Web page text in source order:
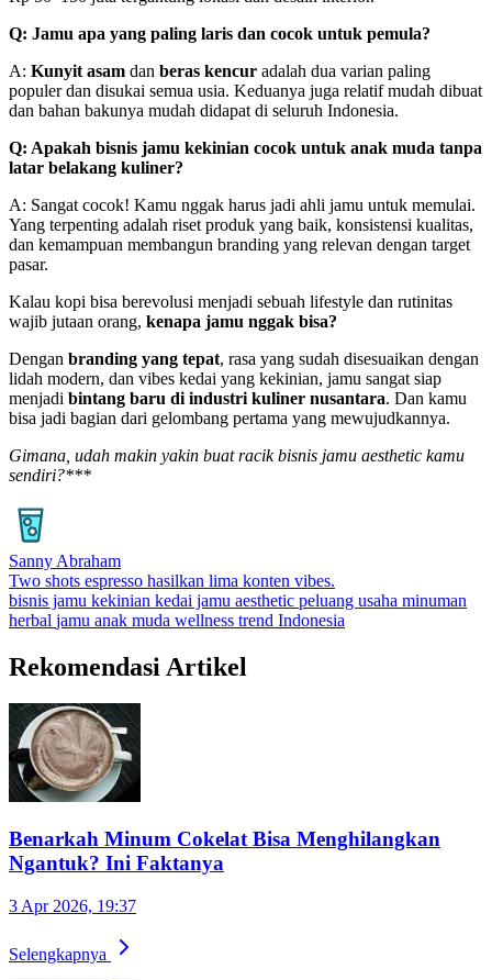
Q: Jamu apa yang paling laris dan cocok untuk pemula?
A: Kunyit asam dan beras kencur adalah dua varian paling
populer dan disukai semua usia. Keduanya juga relatif mudah dibuat
dan bahan bakunya mudah didapat di seluruh Indonesia.
Q: Apakah bisnis jamu kekinian cocok untuk anak muda tanpa
latar belakang kuliner?
A: Sangat cocok! Kamu nggak harus jadi ahli jamu untuk memulai.
Yang terpenting adalah riset produk yang baik, konsistensi kualitas,
dan kemampuan membangun branding yang relevan dengan target
pasar.
Kalau kopi bisa berevolusi menjadi sebuah lifestyle dan rutinitas
wajib jutaan orang, kenapa jamu nggak bisa?
Dengan branding yang tepat, rasa yang sudah disesuaikan dengan
lidah modern, dan vibes kedai yang kekinian, jamu sangat siap
menjadi bintang baru di industri kuliner nusantara. Dan kamu
bisa jadi bagian dari gelombang pertama yang mewujudkannya.
Gimana, udah makin yakin buat racik bisnis jamu aesthetic kamu
sendiri?***
Sanny Abraham
Two shots espresso hasilkan lima konten vibes.
bisnis jamu kekinian kedai jamu aesthetic peluang usaha minuman
herbal jamu anak muda wellness trend Indonesia
Rekomendasi Artikel
Benarkah Minum Cokelat Bisa Menghilangkan
Ngantuk? Ini Faktanya
3 Apr 2026, 19:37
Selengkapnya